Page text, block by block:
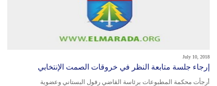
July 10, 2018
إرجاء جلسة متابعة النظر في خروقات الصمت الإنتخابي
أرجأت محكمة المطبوعات برئاسة القاضي رفول البستاني وعضوية